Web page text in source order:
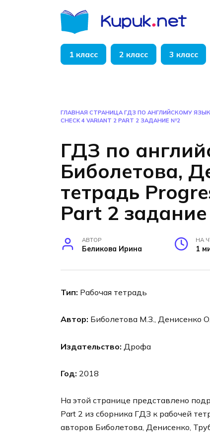
1 класс 2 класс 3 класс
ГЛАВНАЯ СТРАНИЦА ГДЗ ПО АНГЛИЙСКОМУ
CHECK 4 VARIANT 2 PART 2 ЗАДАНИЕ №2
ГДЗ по
Биболетова,
тетрадь
Part 2
АВТОР
Беликова Ирина
НА
1
Тип: Рабочая тетрадь
Автор: Биболетова М.З., Денисенко
Издательство: Дрофа
Год: 2018
На этой странице представлено
Part 2 из сборника ГДЗ к рабочей
авторов Биболетова, Денисенко,